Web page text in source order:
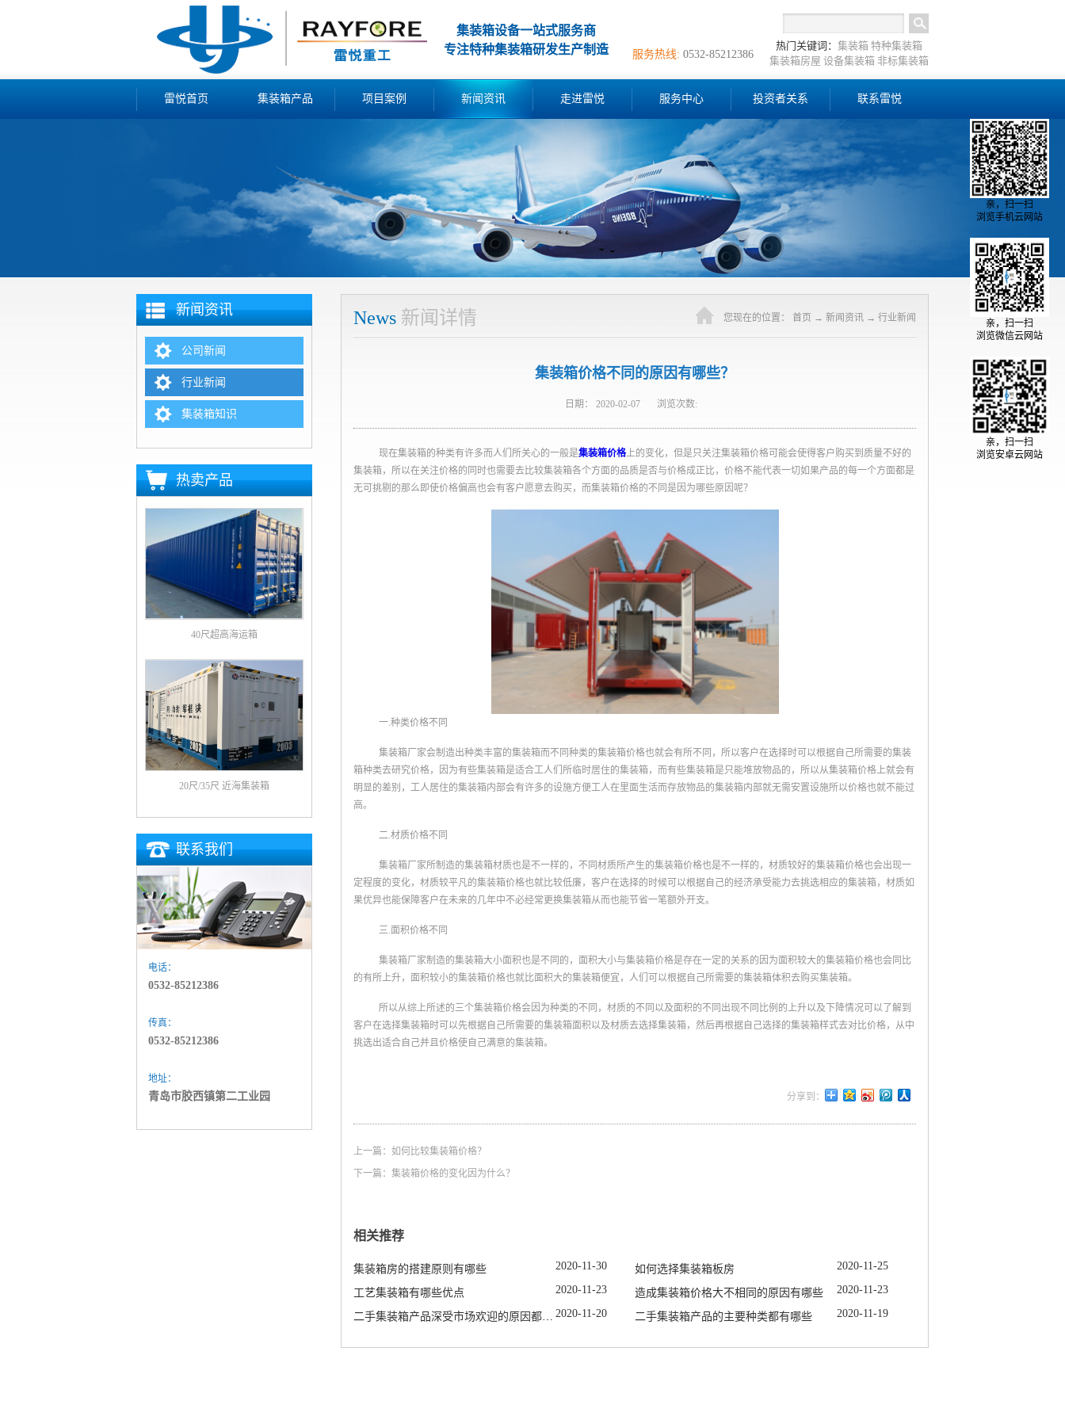
集装箱设备一站式服务商
专注特种集装箱研发生产制造
热门关键词： 集装箱 特种集装箱
集装箱房屋 设备集装箱 非标集装箱
服务热线: 0532-85212386
雷悦首页 集装箱产品 项目案例 新闻资讯 走进雷悦 服务中心 投资者关系 联系雷悦
新闻资讯
公司新闻
行业新闻
集装箱知识
热卖产品
40尺超高海运箱
20尺/35尺 近海集装箱
联系我们
电话：
0532-85212386
传真：
0532-85212386
地址：
青岛市胶西镇第二工业园
News 新闻详情 您现在的位置： 首页 → 新闻资讯 → 行业新闻
集装箱价格不同的原因有哪些？
日期： 2020-02-07 浏览次数:
现在集装箱的种类有许多而人们所关心的一般是集装箱价格上的变化，但是只关注集装箱价格可能会使得客户购买到质量不好的
集装箱，所以在关注价格的同时也需要去比较集装箱各个方面的品质是否与价格成正比，价格不能代表一切如果产品的每一个方面都是
无可挑剔的那么即使价格偏高也会有客户愿意去购买，而集装箱价格的不同是因为哪些原因呢？
一.种类价格不同
集装箱厂家会制造出种类丰富的集装箱而不同种类的集装箱价格也就会有所不同，所以客户在选择时可以根据自己所需要的集装
箱种类去研究价格，因为有些集装箱是适合工人们所临时居住的集装箱，而有些集装箱是只能堆放物品的，所以从集装箱价格上就会有
明显的差别，工人居住的集装箱内部会有许多的设施方便工人在里面生活而存放物品的集装箱内部就无需安置设施所以价格也就不能过
高。
二.材质价格不同
集装箱厂家所制造的集装箱材质也是不一样的，不同材质所产生的集装箱价格也是不一样的，材质较好的集装箱价格也会出现一
定程度的变化，材质较平凡的集装箱价格也就比较低廉，客户在选择的时候可以根据自己的经济承受能力去挑选相应的集装箱，材质如
果优异也能保障客户在未来的几年中不必经常更换集装箱从而也能节省一笔额外开支。
三.面积价格不同
集装箱厂家制造的集装箱大小面积也是不同的，面积大小与集装箱价格是存在一定的关系的因为面积较大的集装箱价格也会同比
的有所上升，面积较小的集装箱价格也就比面积大的集装箱便宜，人们可以根据自己所需要的集装箱体积去购买集装箱。
所以从综上所述的三个集装箱价格会因为种类的不同，材质的不同以及面积的不同出现不同比例的上升以及下降情况可以了解到
客户在选择集装箱时可以先根据自己所需要的集装箱面积以及材质去选择集装箱，然后再根据自己选择的集装箱样式去对比价格，从中
挑选出适合自己并且价格使自己满意的集装箱。
上一篇： 如何比较集装箱价格？
下一篇： 集装箱价格的变化因为什么？
相关推荐
集装箱房的搭建原则有哪些 2020-11-30 如何选择集装箱板房 2020-11-25
工艺集装箱有哪些优点 2020-11-23 造成集装箱价格大不相同的原因有哪些 2020-11-23
二手集装箱产品深受市场欢迎的原因都有哪些 2020-11-20 二手集装箱产品的主要种类都有哪些 2020-11-19
亲，扫一扫
浏览手机云网站
亲，扫一扫
浏览微信云网站
亲，扫一扫
浏览安卓云网站